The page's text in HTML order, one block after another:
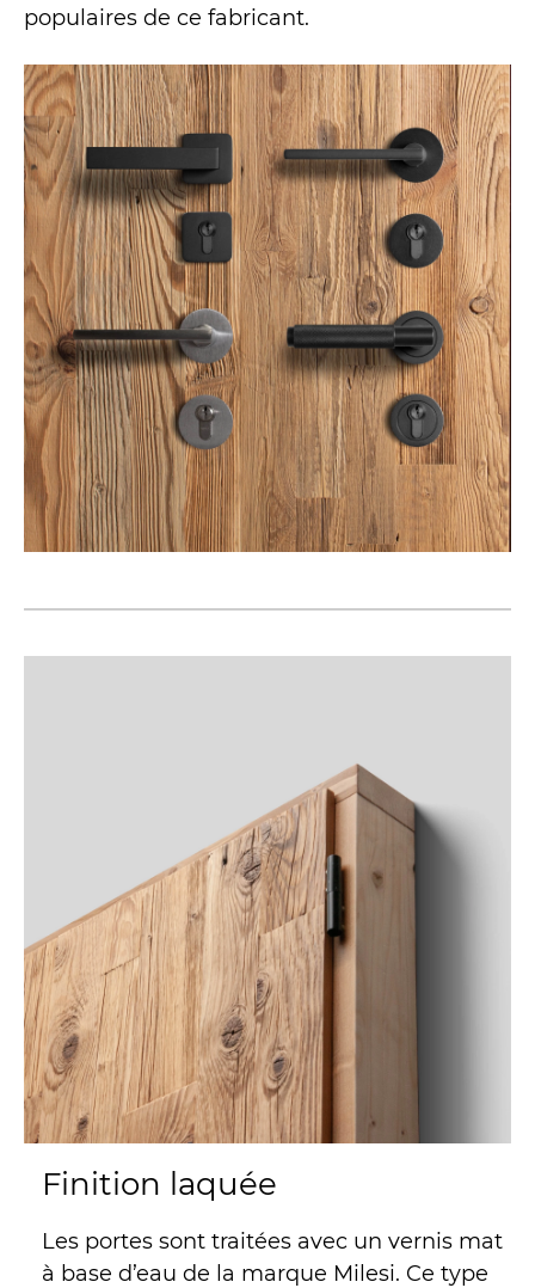
populaires de ce fabricant.
Finition laquée
Les portes sont traitées avec un vernis mat
à base d’eau de la marque Milesi. Ce type